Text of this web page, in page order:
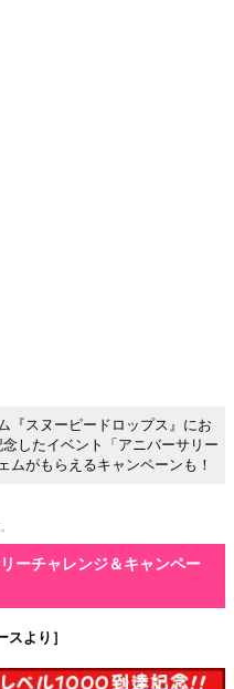
『スヌーピードロップス』にお
したイベント「アニバーサリー
ムがもらえるキャンペーンも！
ーチャレンジ＆キャンペー
スより］